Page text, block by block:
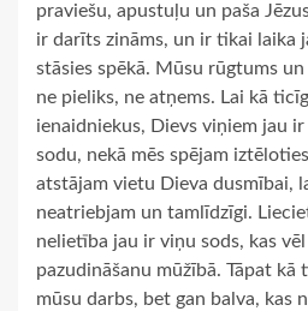
praviešu, apustuļu un paša
ir darīts zināms, un ir tikai laika
stāsies spēkā. Mūsu rūgtums
ne pieliks, ne atņems. Lai kā
ienaidniekus, Dievs viņiem jau
sodu, nekā mēs spējam
atstājam vietu Dieva dusmībai,
neatriebjam un tamlīdzīgi.
nelietība jau ir viņu sods, kas
pazudināšanu mūžībā. Tāpat
mūsu darbs, bet gan balva, kas